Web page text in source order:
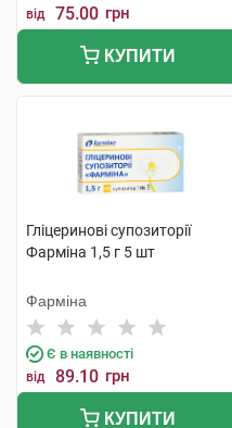
від 75.00 грн
КУПИТИ
Гліцеринові супозиторії
Фарміна 1,5 г 5 шт
Фарміна
Є в наявності
від 89.10 грн
КУПИТИ